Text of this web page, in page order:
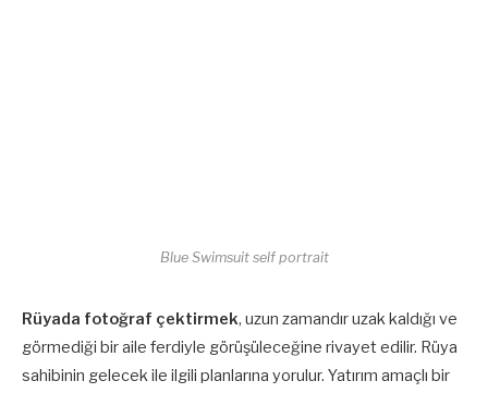
Blue Swimsuit self portrait
Rüyada fotoğraf çektirmek, uzun zamandır uzak kaldığı ve
görmediği bir aile ferdiyle görüşüleceğine rivayet edilir. Rüya
sahibinin gelecek ile ilgili planlarına yorulur. Yatırım amaçlı bir